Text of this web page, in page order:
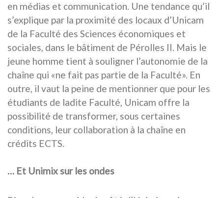
en médias et communication. Une tendance qu’il
s’explique par la proximité des locaux d’Unicam
de la Faculté des Sciences économiques et
sociales, dans le bâtiment de Pérolles II. Mais le
jeune homme tient à souligner l’autonomie de la
chaîne qui «ne fait pas partie de la Faculté». En
outre, il vaut la peine de mentionner que pour les
étudiants de ladite Faculté, Unicam offre la
possibilité de transformer, sous certaines
conditions, leur collaboration à la chaîne en
crédits ECTS.
… Et Unimix sur les ondes